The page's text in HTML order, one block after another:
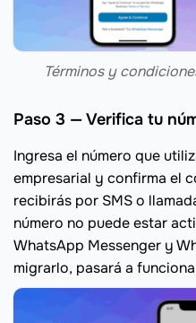
Términos y
Paso 3 — Verifica tu
Ingresa el número que
empresarial y confirma el
recibirás por SMS o
número no puede estar
WhatsApp Messenger y
migrarlo, pasará a